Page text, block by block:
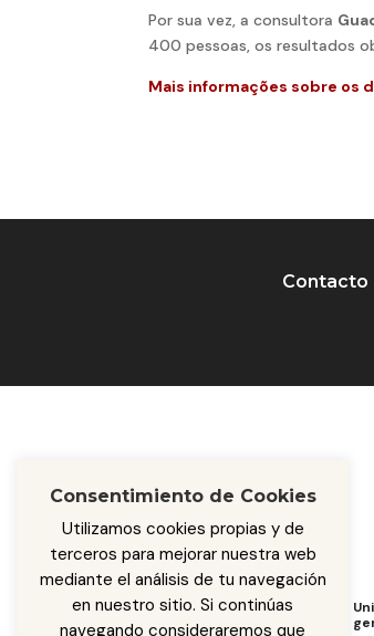
Por sua vez, a consultora
400 pessoas, os resultados
Mais informações sobre os
Contacto
Programa de Cooperação de
Consentimiento de Cookies
Utilizamos cookies propias y de
terceros para mejorar nuestra web
mediante el análisis de tu navegación
en nuestro sitio. Si continúas
navegando consideraremos que